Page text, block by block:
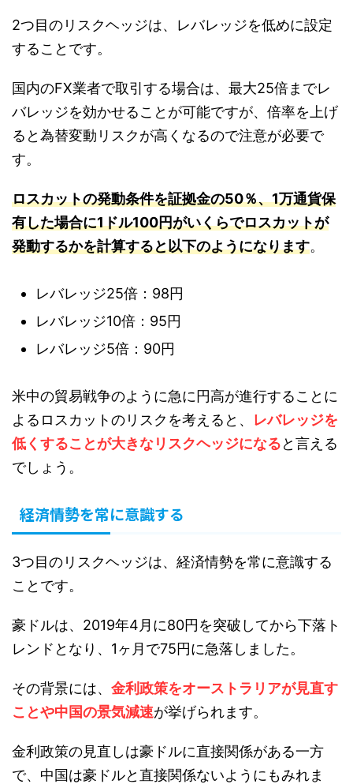
2つ目のリスクヘッジは、レバレッジを低めに設定
することです。
国内のFX業者で取引する場合は、最大25倍までレ
バレッジを効かせることが可能ですが、倍率を上げ
ると為替変動リスクが高くなるので注意が必要で
す。
ロスカットの発動条件を証拠金の50％、1万通貨保
有した場合に1ドル100円がいくらでロスカットが
発動するかを計算すると以下のようになります。
レバレッジ25倍：98円
レバレッジ10倍：95円
レバレッジ5倍：90円
米中の貿易戦争のように急に円高が進行することに
よるロスカットのリスクを考えると、 レバレッジを
低くすることが大きなリスクヘッジになると言える
でしょう。
経済情勢を常に意識する
3つ目のリスクヘッジは、経済情勢を常に意識する
ことです。
豪ドルは、2019年4月に80円を突破してから下落ト
レンドとなり、1ヶ月で75円に急落しました。
その背景には、 金利政策をオーストラリアが見直す
ことや中国の景気減速が挙げられます。
金利政策の見直しは豪ドルに直接関係がある一方
で、中国は豪ドルと直接関係ないようにもみれま